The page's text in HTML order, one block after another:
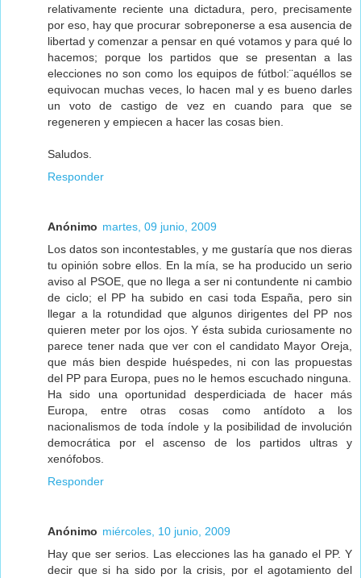
relativamente reciente una dictadura, pero, precisamente
por eso, hay que procurar sobreponerse a esa ausencia de
libertad y comenzar a pensar en qué votamos y para qué lo
hacemos; porque los partidos que se presentan a las
elecciones no son como los equipos de fútbol:¨aquéllos se
equivocan muchas veces, lo hacen mal y es bueno darles
un voto de castigo de vez en cuando para que se
regeneren y empiecen a hacer las cosas bien.
Saludos.
Responder
Anónimo martes, 09 junio, 2009
Los datos son incontestables, y me gustaría que nos dieras
tu opinión sobre ellos. En la mía, se ha producido un serio
aviso al PSOE, que no llega a ser ni contundente ni cambio
de ciclo; el PP ha subido en casi toda España, pero sin
llegar a la rotundidad que algunos dirigentes del PP nos
quieren meter por los ojos. Y ésta subida curiosamente no
parece tener nada que ver con el candidato Mayor Oreja,
que más bien despide huéspedes, ni con las propuestas
del PP para Europa, pues no le hemos escuchado ninguna.
Ha sido una oportunidad desperdiciada de hacer más
Europa, entre otras cosas como antídoto a los
nacionalismos de toda índole y la posibilidad de involución
democrática por el ascenso de los partidos ultras y
xenófobos.
Responder
Anónimo miércoles, 10 junio, 2009
Hay que ser serios. Las elecciones las ha ganado el PP. Y
decir que si ha sido por la crisis, por el agotamiento del